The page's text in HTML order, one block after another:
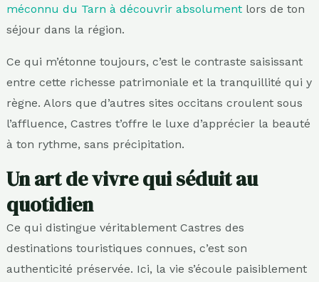
méconnu du Tarn à découvrir absolumentlors de ton
séjour dans la région.
Ce qui m’étonne toujours, c’est le contraste saisissant
entre cette richesse patrimoniale et la tranquillité qui y
règne. Alors que d’autres sites occitans croulent sous
l’affluence, Castres t’offre le luxe d’apprécier la beauté
à ton rythme, sans précipitation.
Un art de vivre qui séduit au
quotidien
Ce qui distingue véritablement Castres des
destinations touristiques connues, c’est son
authenticité préservée. Ici, la vie s’écoule paisiblement